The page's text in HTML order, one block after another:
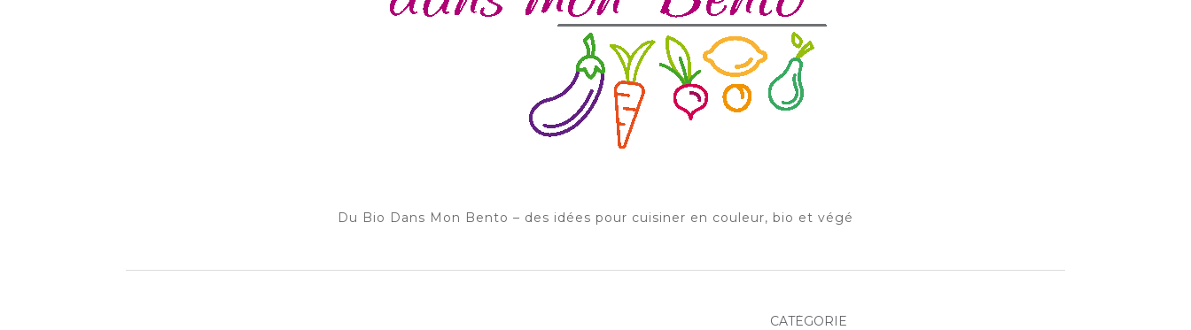
Du Bio Dans Mon Bento – des idées pour cuisiner en couleur, bio et végé
CATÉGORIE